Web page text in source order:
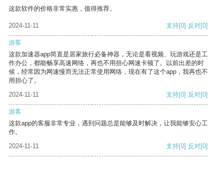
这款软件的价格非常实惠，值得推荐。
2024-11-11 支持[0] 反对[0]
游客
这款加速器app简直是居家旅行必备神器，无论是看视频、玩游戏还是工
作办公，都能畅享高速网络，再也不用担心网速卡顿了。以前出差的时
候，经常因为网速慢而无法正常使用网络，现在有了这个app，我再也不
用担心了。
2024-11-11
支持[0] 反对[0]
游客
这款app的客服非常专业，遇到问题总是能够及时解决，让我能够安心工
作。
2024-11-11
支持[0] 反对[0]